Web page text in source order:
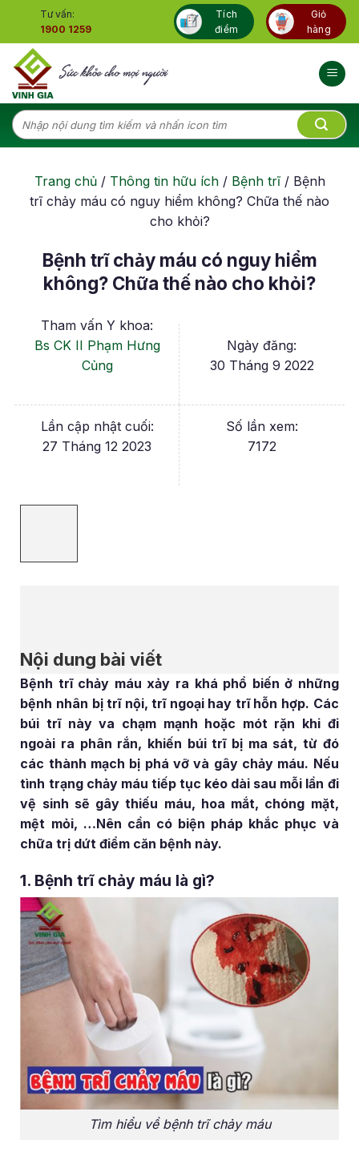
content
Tư vấn:
1900 1259
Tích
điểm
Giỏ
hàng
Tìm
kiếm:
Trang chủ/ Thông tin hữu ích/ Bệnh trĩ/ Bệnh
trĩ chảy máu có nguy hiểm không? Chữa thế nào
cho khỏi?
Bệnh trĩ chảy máu có nguy hiểm
không? Chữa thế nào cho khỏi?
Tham vấn Y khoa:
Bs CK II Phạm Hưng
Củng
Ngày đăng:
30 Tháng 9 2022
Lần cập nhật cuối:
27 Tháng 12 2023
Số lần xem:
7172
Nội dung bài viết
Bệnh trĩ chảy máu xảy ra khá phổ biến ở những
bệnh nhân bị trĩ nội, trĩ ngoại hay trĩ hỗn hợp. Các
búi trĩ này va chạm mạnh hoặc mót rặn khi đi
ngoài ra phân rắn, khiến búi trĩ bị ma sát, từ đó
các thành mạch bị phá vỡ và gây chảy máu. Nếu
tình trạng chảy máu tiếp tục kéo dài sau mỗi lần đi
vệ sinh sẽ gây thiếu máu, hoa mắt, chóng mặt,
mệt mỏi, …Nên cần có biện pháp khắc phục và
chữa trị dứt điểm căn bệnh này.
1. Bệnh trĩ chảy máu là gì?
Tìm hiểu về bệnh trĩ chảy máu